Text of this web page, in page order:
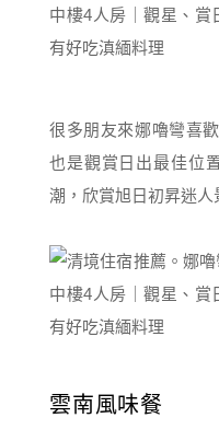
很多朋友來娜嚕彎喜
也是觀賞日出最佳位
潮，欣賞旭日初昇迷人
雲南風味餐